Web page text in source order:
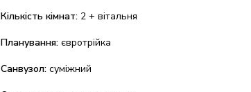
Кількість кімнат: 2 + вітальня
Планування: євротрійка
Санвузол: суміжний